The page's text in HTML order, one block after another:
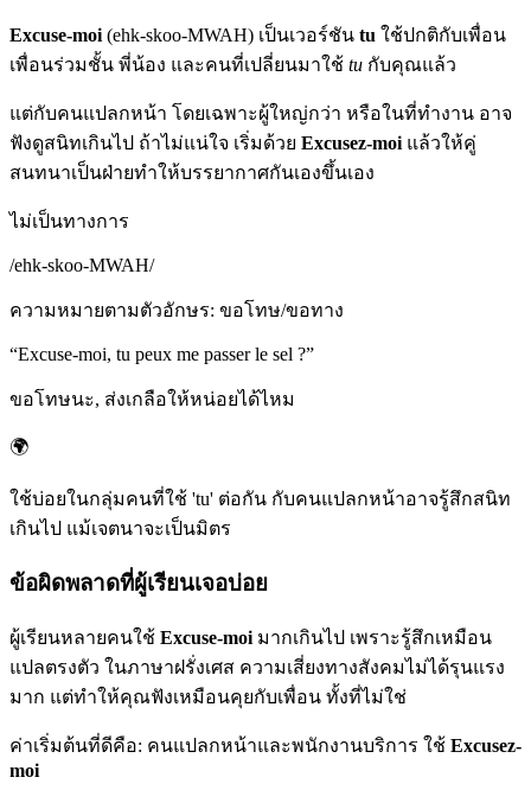
Excuse-moi (ehk-skoo-MWAH) เป็นเวอร์ชัน tu ใช้ปกติกับเพื่อน
เพื่อนร่วมชั้น พี่น้อง และคนที่เปลี่ยนมาใช้ tu กับคุณแล้ว
แต่กับคนแปลกหน้า โดยเฉพาะผู้ใหญ่กว่า หรือในที่ทำงาน อาจ
ฟังดูสนิทเกินไป ถ้าไม่แน่ใจ เริ่มด้วย Excusez-moi แล้วให้คู่
สนทนาเป็นฝ่ายทำให้บรรยากาศกันเองขึ้นเอง
ไม่เป็นทางการ
/ehk-skoo-MWAH/
ความหมายตามตัวอักษร: ขอโทษ/ขอทาง
“Excuse-moi, tu peux me passer le sel ?”
ขอโทษนะ, ส่งเกลือให้หน่อยได้ไหม
🌍
ใช้บ่อยในกลุ่มคนที่ใช้ 'tu' ต่อกัน กับคนแปลกหน้าอาจรู้สึกสนิท
เกินไป แม้เจตนาจะเป็นมิตร
ข้อผิดพลาดที่ผู้เรียนเจอบ่อย
ผู้เรียนหลายคนใช้ Excuse-moi มากเกินไป เพราะรู้สึกเหมือน
แปลตรงตัว ในภาษาฝรั่งเศส ความเสี่ยงทางสังคมไม่ได้รุนแรง
มาก แต่ทำให้คุณฟังเหมือนคุยกับเพื่อน ทั้งที่ไม่ใช่
ค่าเริ่มต้นที่ดีคือ: คนแปลกหน้าและพนักงานบริการ ใช้ Excusez-
moi